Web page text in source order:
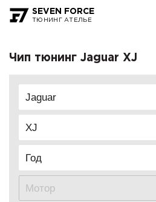
SEVEN FORCE
ТЮНИНГ АТЕЛЬЕ
Чип тюнинг Jaguar XJ
Jaguar
XJ
Год
Мотор